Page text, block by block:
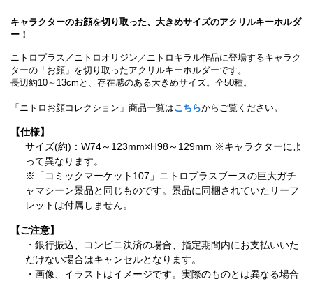
キャラクターのお顔を切り取った、大きめサイズのアクリルキーホルダ
ー！
ニトロプラス／ニトロオリジン／ニトロキラル作品に登場するキャラク
ターの「お顔」を切り取ったアクリルキーホルダーです。
長辺約10～13cmと、存在感のある大きめサイズ。全50種。
「ニトロお顔コレクション」商品一覧はこちらからご覧ください。
【仕様】
サイズ(約)：W74～123mm×H98～129mm ※キャラクターによ
って異なります。
※「コミックマーケット107」ニトロプラスブースの巨大ガチ
ャマシーン景品と同じものです。景品に同梱されていたリーフ
レットは付属しません。
【ご注意】
・銀行振込、コンビニ決済の場合、指定期間内にお支払いいた
だけない場合はキャンセルとなります。
・画像、イラストはイメージです。実際のものとは異なる場合